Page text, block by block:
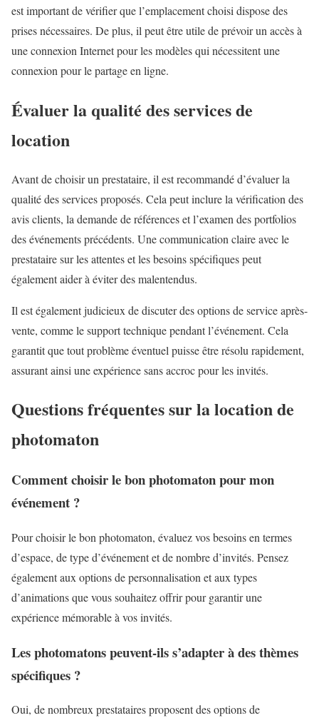
est important de vérifier que l’emplacement choisi dispose des
prises nécessaires. De plus, il peut être utile de prévoir un accès à
une connexion Internet pour les modèles qui nécessitent une
connexion pour le partage en ligne.
Évaluer la qualité des services de
location
Avant de choisir un prestataire, il est recommandé d’évaluer la
qualité des services proposés. Cela peut inclure la vérification des
avis clients, la demande de références et l’examen des portfolios
des événements précédents. Une communication claire avec le
prestataire sur les attentes et les besoins spécifiques peut
également aider à éviter des malentendus.
Il est également judicieux de discuter des options de service après-
vente, comme le support technique pendant l’événement. Cela
garantit que tout problème éventuel puisse être résolu rapidement,
assurant ainsi une expérience sans accroc pour les invités.
Questions fréquentes sur la location de
photomaton
Comment choisir le bon photomaton pour mon
événement ?
Pour choisir le bon photomaton, évaluez vos besoins en termes
d’espace, de type d’événement et de nombre d’invités. Pensez
également aux options de personnalisation et aux types
d’animations que vous souhaitez offrir pour garantir une
expérience mémorable à vos invités.
Les photomatons peuvent-ils s’adapter à des thèmes
spécifiques ?
Oui, de nombreux prestataires proposent des options de